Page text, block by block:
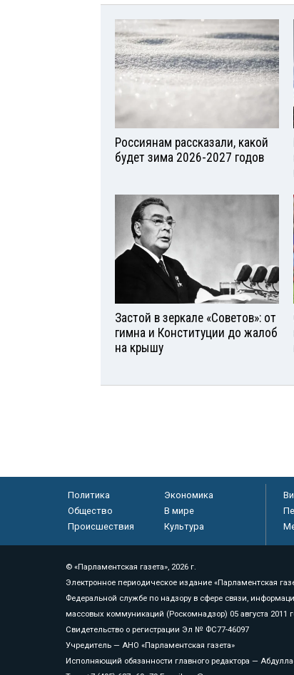
Россиянам рассказали, какой
будет зима 2026-2027 годов
Застой в зеркале «Советов»: от
гимна и Конституции до жалоб
на крышу
Политика
Экономика
Общество
В мире
Происшествия
Культура
© «Парламентская газета», 2026 г.
Электронное периодическое издание «Парламентская
Федеральной службе по надзору в сфере связи,
массовых коммуникаций (Роскомнадзор) 05 августа 2011
Свидетельство о регистрации Эл № ФС77-46097
Учредитель — АНО «Парламентская газета»
Исполняющий обязанности главного редактора —